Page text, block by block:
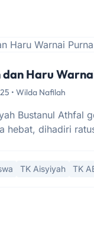
Haru
• Wilda Nafilah
Bustanul Athfal
hebat, dihadiri
TK Aisyiyah TK